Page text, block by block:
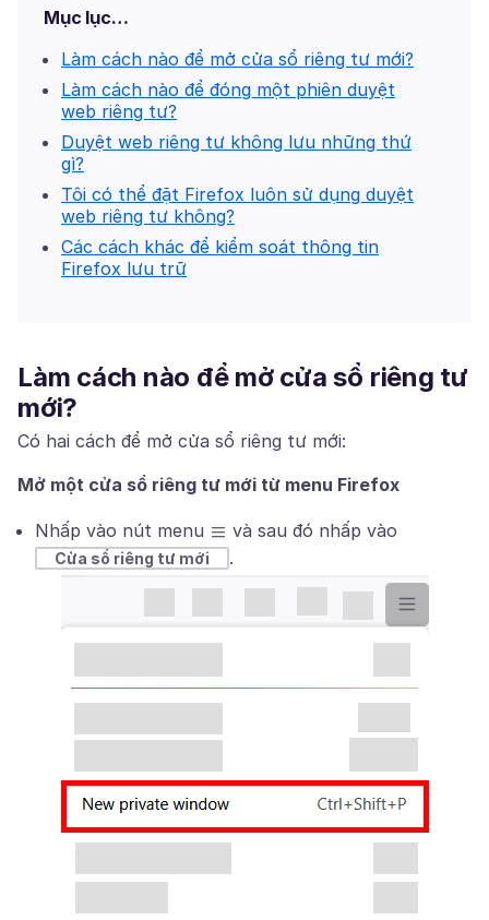
Mục lục…
Làm cách nào để mở cửa sổ riêng tư mới?
Làm cách nào để đóng một phiên duyệt
web riêng tư?
Duyệt web riêng tư không lưu những thứ
gì?
Tôi có thể đặt Firefox luôn sử dụng duyệt
web riêng tư không?
Các cách khác để kiểm soát thông tin
Firefox lưu trữ
Làm cách nào để mở cửa sổ riêng tư
mới?
Có hai cách để mở cửa sổ riêng tư mới:
Mở một cửa sổ riêng tư mới từ menu Firefox
Nhấp vào nút menu và sau đó nhấp vào
Cửa sổ riêng tư mới .